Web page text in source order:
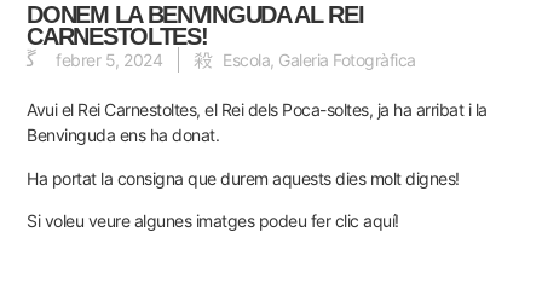
DONEM LA BENVINGUDA AL REI
CARNESTOLTES!
febrer 5, 2024 Escola Galeria Fotogràfica
Avui el Rei Carnestoltes, el Rei dels Poca-soltes, ja ha arribat i la
Benvinguda ens ha donat.
Ha portat la consigna que durem aquests dies molt dignes!
Si voleu veure algunes imatges podeu fer clic aquí!